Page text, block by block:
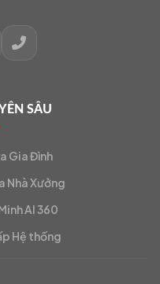
SÂU
Gia Đình
Nhà Xưởng
AI 360
Hệ thống